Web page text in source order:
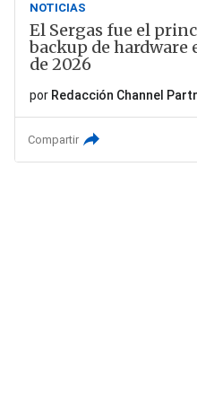
NOTICIAS
El Sergas fue el
backup de
de 2026
por Redacción Channel
Compartir